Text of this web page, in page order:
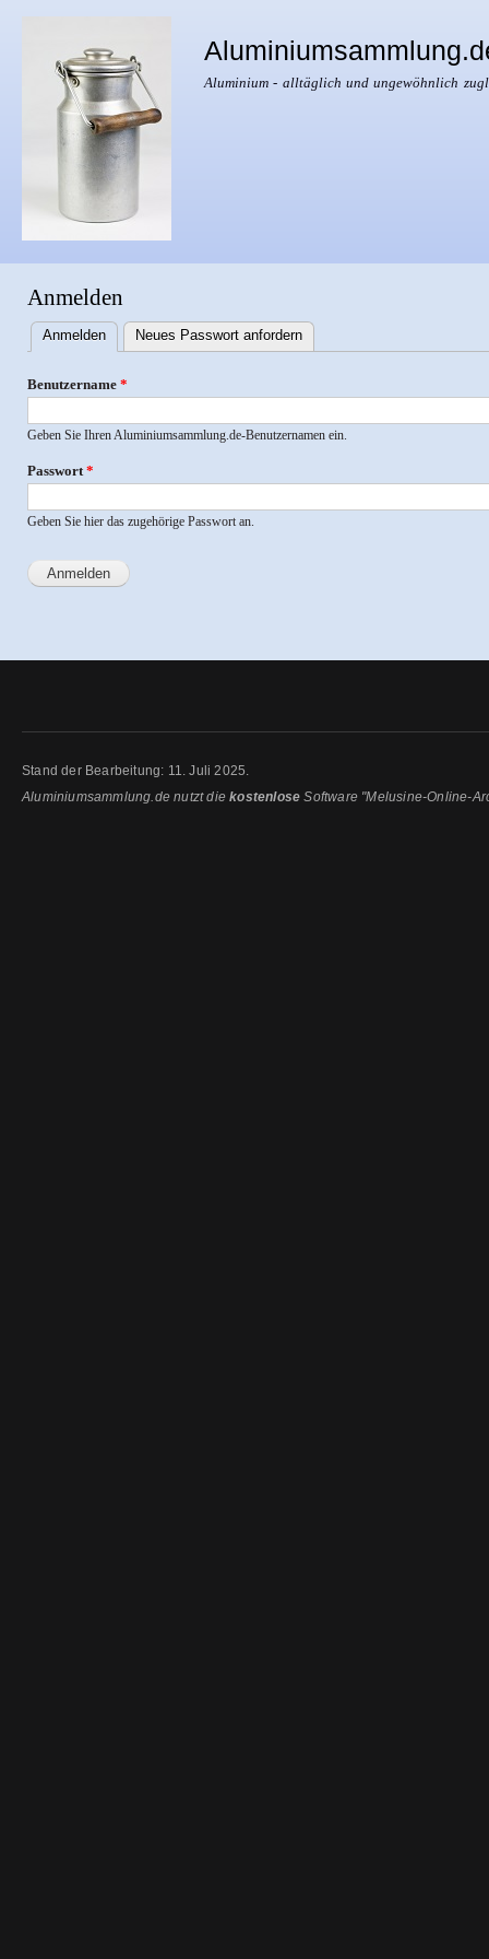
Aluminium - alltäglich und ungewöhnlich
Anmelden
Haupt-
Reiter
Anmelden (aktiver Reiter)
Neues Passwort anfordern
Benutzername *
Geben Sie Ihren Aluminiumsammlung.de-Benutzernamen ein.
Passwort *
Geben Sie hier das zugehörige Passwort an.
Stand der Bearbeitung: 11. Juli 2025.
Aluminiumsammlung.de nutzt diekostenlose Software "Melusine-Online-